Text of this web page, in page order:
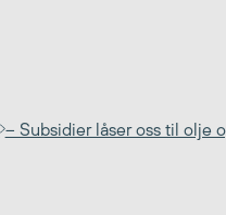
– Subsidier låser oss til olje